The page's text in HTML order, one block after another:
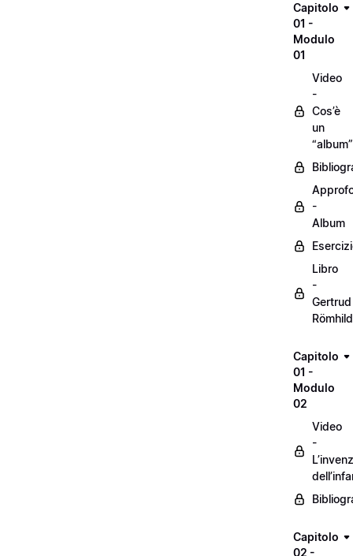
Capitolo
01 -
Modulo
01
Video
-
Cos’è
un
“album”
-
Album
Libro
-
Gertrud
Capitolo
01 -
Modulo
02
Video
-
Capitolo
02 -